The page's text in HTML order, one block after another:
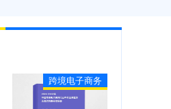
跨境电子商务